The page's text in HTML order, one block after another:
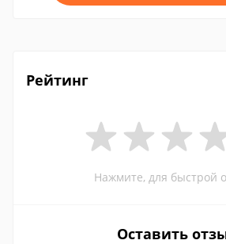
Рейтинг
Нажмите, для быстрой
Оставить